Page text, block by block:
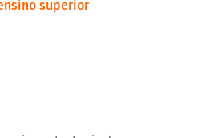
superior